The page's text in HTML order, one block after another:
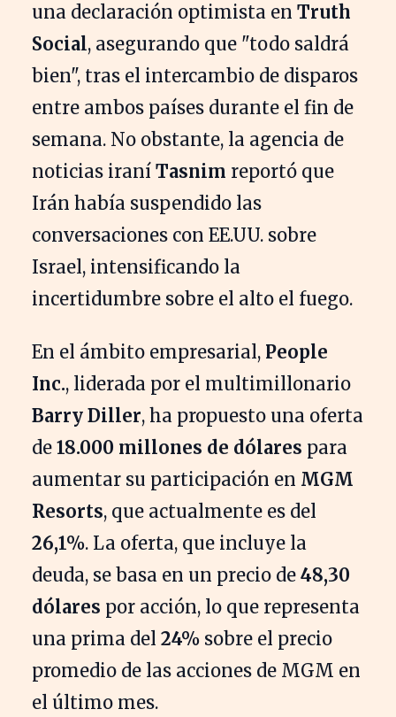
una declaración optimista en Truth
Social, asegurando que "todo saldrá
bien", tras el intercambio de disparos
entre ambos países durante el fin de
semana. No obstante, la agencia de
noticias iraní Tasnim reportó que
Irán había suspendido las
conversaciones con EE.UU. sobre
Israel, intensificando la
incertidumbre sobre el alto el fuego.
En el ámbito empresarial, People
Inc., liderada por el multimillonario
Barry Diller, ha propuesto una oferta
de 18.000 millones de dólares para
aumentar su participación en MGM
Resorts, que actualmente es del
26,1%. La oferta, que incluye la
deuda, se basa en un precio de 48,30
dólares por acción, lo que representa
una prima del 24% sobre el precio
promedio de las acciones de MGM en
el último mes.